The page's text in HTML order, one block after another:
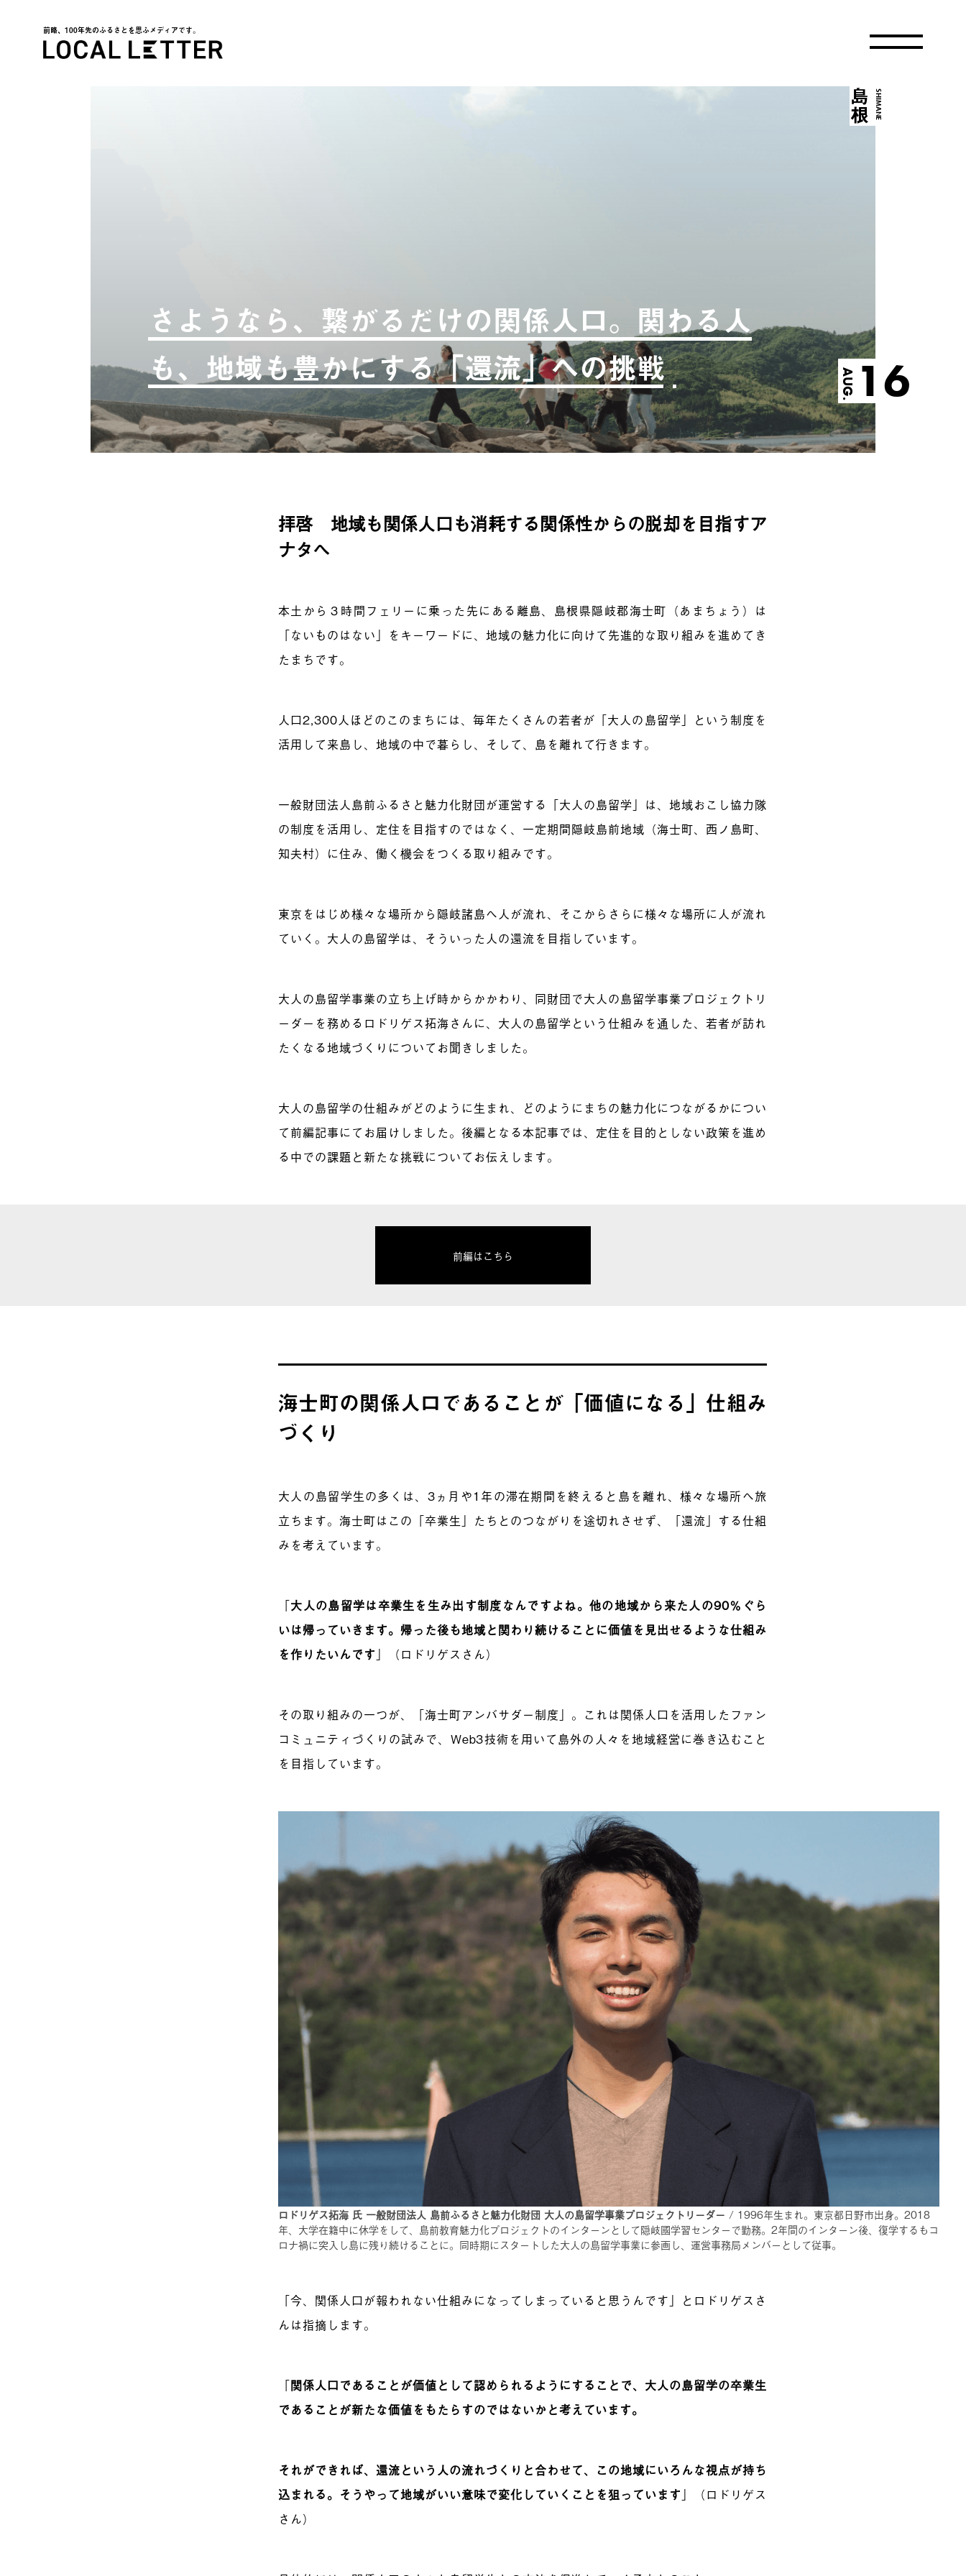
前略、100年先のふるさとを思ふメディアです。
さようなら、繋がるだけの関係人口。関わる人
も、地域も豊かにする「還流」への挑戦
AUG. 16
SHIMANE
島根
拝啓 地域も関係人口も消耗する関係性からの脱却を目指すア
ナタへ
本土から３時間フェリーに乗った先にある離島、島根県隠岐郡海士町（あまちょう）は
「ないものはない」をキーワードに、地域の魅力化に向けて先進的な取り組みを進めてき
たまちです。
人口2,300人ほどのこのまちには、毎年たくさんの若者が「大人の島留学」という制度を
活用して来島し、地域の中で暮らし、そして、島を離れて行きます。
一般財団法人島前ふるさと魅力化財団が運営する「大人の島留学」は、地域おこし協力隊
の制度を活用し、定住を目指すのではなく、一定期間隠岐島前地域（海士町、西ノ島町、
知夫村）に住み、働く機会をつくる取り組みです。
東京をはじめ様々な場所から隠岐諸島へ人が流れ、そこからさらに様々な場所に人が流れ
ていく。大人の島留学は、そういった人の還流を目指しています。
大人の島留学事業の立ち上げ時からかかわり、同財団で大人の島留学事業プロジェクトリ
ーダーを務めるロドリゲス拓海さんに、大人の島留学という仕組みを通した、若者が訪れ
たくなる地域づくりについてお聞きしました。
大人の島留学の仕組みがどのように生まれ、どのようにまちの魅力化につながるかについ
て前編記事にてお届けしました。後編となる本記事では、定住を目的としない政策を進め
る中での課題と新たな挑戦についてお伝えします。
前編はこちら
海士町の関係人口であることが「価値になる」仕組み
づくり
大人の島留学生の多くは、3ヵ月や1年の滞在期間を終えると島を離れ、様々な場所へ旅
立ちます。海士町はこの「卒業生」たちとのつながりを途切れさせず、「還流」する仕組
みを考えています。
「大人の島留学は卒業生を生み出す制度なんですよね。他の地域から来た人の90％ぐら
いは帰っていきます。帰った後も地域と関わり続けることに価値を見出せるような仕組み
を作りたいんです 」（ロドリゲスさん）
その取り組みの一つが、「海士町アンバサダー制度」。これは関係人口を活用したファン
コミュニティづくりの試みで、Web3技術を用いて島外の人々を地域経営に巻き込むこと
を目指しています。
ロドリゲス拓海 氏 一般財団法人 島前ふるさと魅力化財団 大人の島留学事業プロジェクトリーダー / 1996年生まれ。東京都日野市出身。2018
年、大学在籍中に休学をして、島前教育魅力化プロジェクトのインターンとして隠岐國学習センターで勤務。2年間のインターン後、復学するもコ
ロナ禍に突入し島に残り続けることに。同時期にスタートした大人の島留学事業に参画し、運営事務局メンバーとして従事。
「今、関係人口が報われない仕組みになってしまっていると思うんです」とロドリゲスさ
んは指摘します。
「関係人口であることが価値として認められるようにすることで、大人の島留学の卒業生
であることが新たな価値をもたらすのではないかと考えています。
それができれば、還流という人の流れづくりと合わせて、この地域にいろんな視点が持ち
込まれる。そうやって地域がいい意味で変化していくことを狙っています 」（ロドリゲス
さん）